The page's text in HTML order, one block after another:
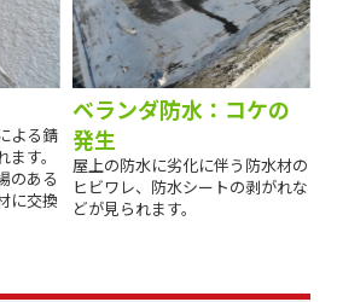
よる錆
す。
のある
に交換
ベランダ防水：コケの
発生
屋上の防水に劣化に伴う防水材の
ヒビワレ、防水シートの剥がれな
どが見られます。